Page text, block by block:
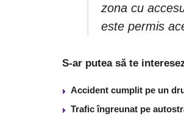
zona cu
este permis
S-ar putea să te
Accident cumplit pe un
Trafic îngreunat pe